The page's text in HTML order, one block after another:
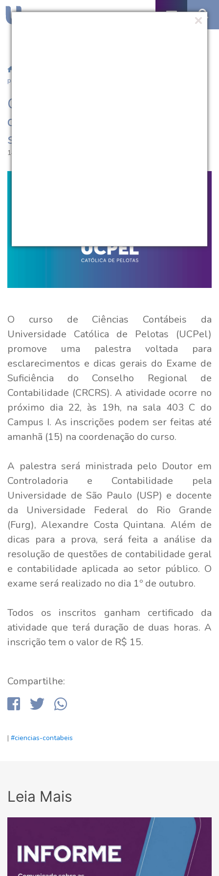
palestra sobre exame do CRCRS
Curso de Ciências Contábeis
da UCPel realiza palestra
sobre exame do CRCRS
14.09.2017 | 15:44
O curso de Ciências Contábeis da
Universidade Católica de Pelotas (UCPel)
promove uma palestra voltada para
esclarecimentos e dicas gerais do Exame de
Suficiência do Conselho Regional de
Contabilidade (CRCRS). A atividade ocorre no
próximo dia 22, às 19h, na sala 403 C do
Campus I. As inscrições podem ser feitas até
amanhã (15) na coordenação do curso.
A palestra será ministrada pelo Doutor em
Controladoria e Contabilidade pela
Universidade de São Paulo (USP) e docente
da Universidade Federal do Rio Grande
(Furg), Alexandre Costa Quintana. Além de
dicas para a prova, será feita a análise da
resolução de questões de contabilidade geral
e contabilidade aplicada ao setor público. O
exame será realizado no dia 1º de outubro.
Todos os inscritos ganham certificado da
atividade que terá duração de duas horas. A
inscrição tem o valor de R$ 15.
Compartilhe:
| #ciencias-contabeis
Leia Mais